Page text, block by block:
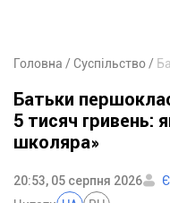
Головна Суспільство
Батьки
5 тисяч гривень:
школяра»
20:53, 05 серпня 2026